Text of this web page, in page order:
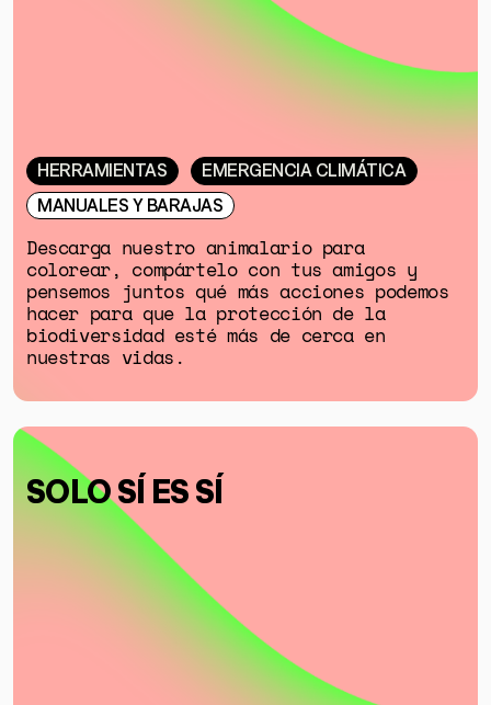
HERRAMIENTAS
EMERGENCIA CLIMÁTICA
MANUALES Y BARAJAS
Descarga nuestro animalario para
colorear, compártelo con tus amigos y
pensemos juntos qué más acciones podemos
hacer para que la protección de la
biodiversidad esté más de cerca en
nuestras vidas.
SOLO SÍ ES SÍ